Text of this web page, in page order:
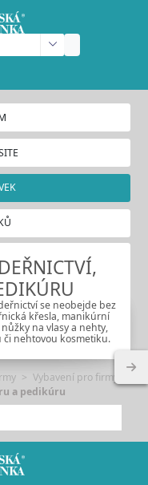
se neobejde bez
křesla, manikúrní
na vlasy a nehty,
nehtovou kosmetiku.
Vybavení pro firmy
a pedikúru